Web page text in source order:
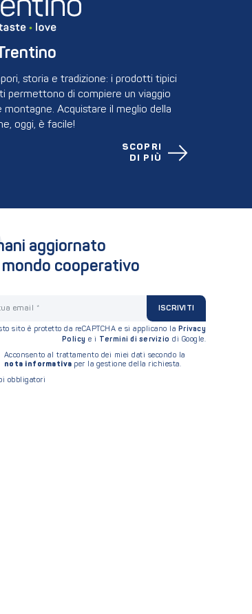
storia e tradizione: i prodotti tipici
permettono di compiere un viaggio
montagne. Acquistare il meglio della
oggi, è facile!
SCOPRI
DI PIÙ
aggiornato
cooperativo
ISCRIVITI
sito è protetto da reCAPTCHA e si applicano la Privacy
Policy e i Termini di servizio di Google.
Acconsento al trattamento dei miei dati secondo la
nota informativa per la gestione della richiesta.
obbligatori